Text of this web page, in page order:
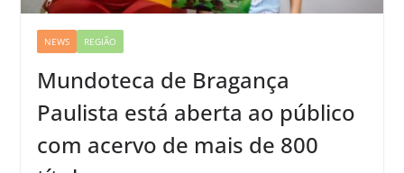
NEWS REGIÃO
Mundoteca de Bragança
Paulista está aberta ao público
com acervo de mais de 800